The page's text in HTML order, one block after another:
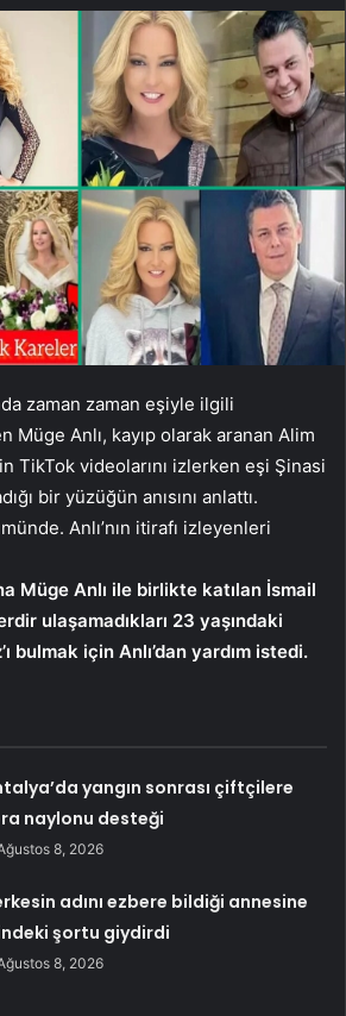
zaman zaman eşiyle ilgili
Müge Anlı, kayıp olarak aranan Alim
TikTok videolarını izlerken eşi Şinasi
bir yüzüğün anısını anlattı.
Anlı’nın itirafı izleyenleri
Müge Anlı ile birlikte katılan İsmail
ulaşamadıkları 23 yaşındaki
bulmak için Anlı’dan yardım istedi.
yangın sonrası çiftçilere
naylonu desteği
8, 2026
adını ezbere bildiği annesine
şortu giydirdi
8, 2026